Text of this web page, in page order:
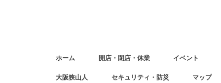
ホーム 開店・閉店・休業 イベント
大阪狭山人 セキュリティ・防災 マップ